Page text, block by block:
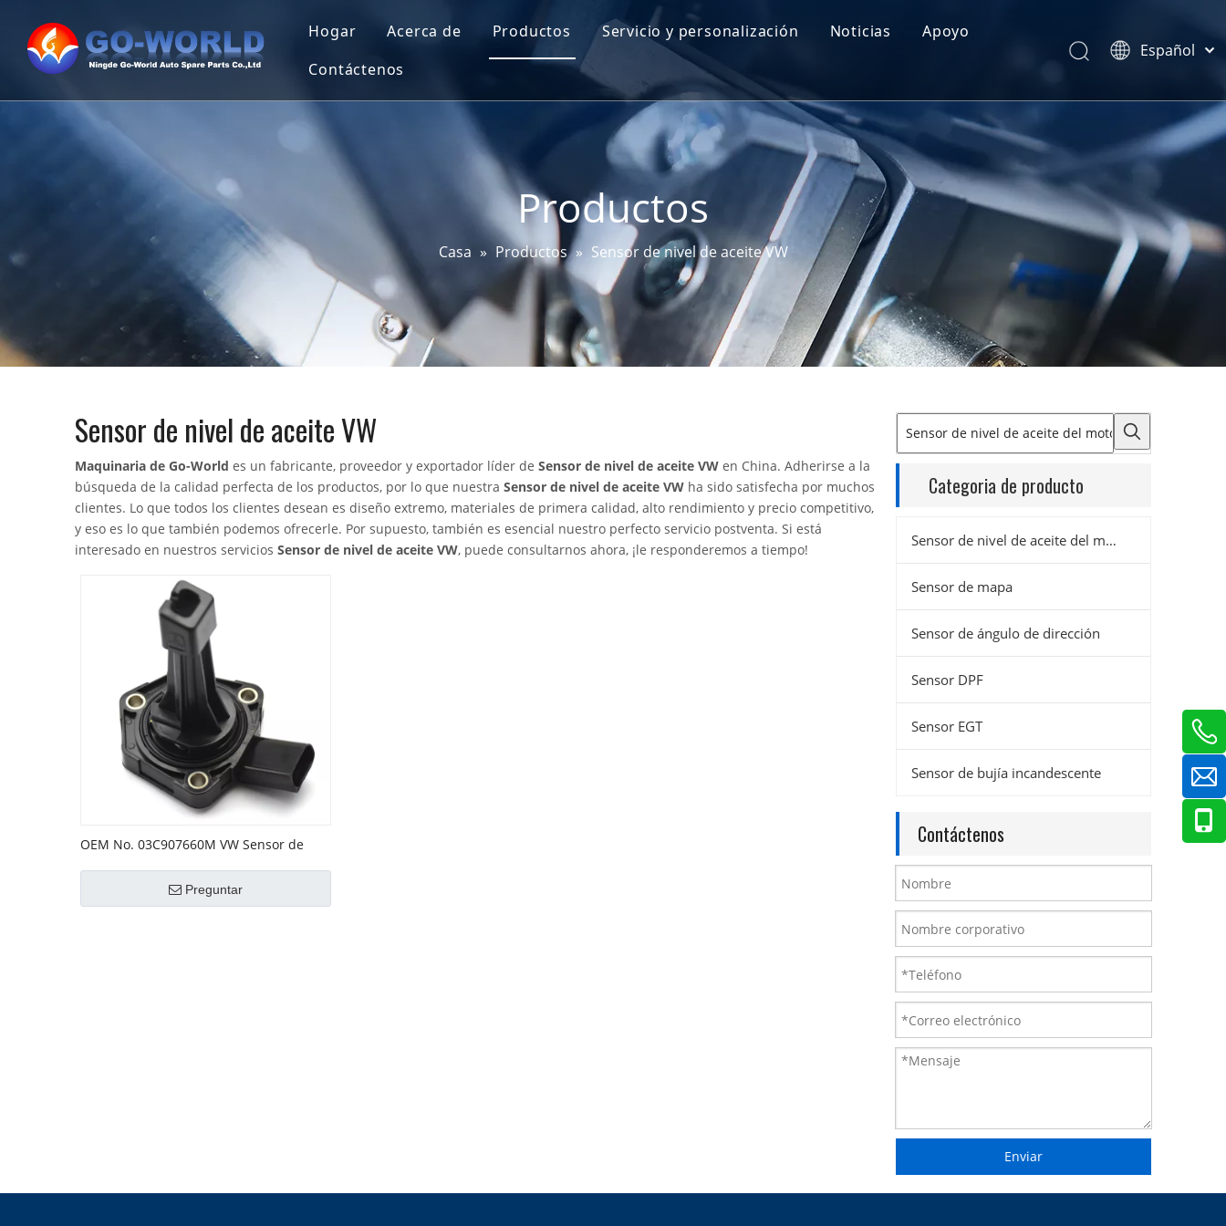
Hogar Acerca de
Prueba y certificaciones
Productos
Sensor de nivel de aceite del motor
Sensor de ángulo de dirección
Sensor DPF
Sensor EGT
Sensor de bujía incandescente
Servicio y personalización Noticias Apoyo
Contáctenos
Español
Pусский
Latine
Français
English
Productos
Casa » Productos » Sensor de nivel de aceite VW
Sensor de nivel de aceite VW
Maquinaria de Go-World es un fabricante, proveedor y exportador líder de Sensor de nivel de aceite VW en China. Adherirse a la
búsqueda de la calidad perfecta de los productos, por lo que nuestra Sensor de nivel de aceite VW ha sido satisfecha por muchos
clientes. Lo que todos los clientes desean es diseño extremo, materiales de primera calidad, alto rendimiento y precio competitivo,
y eso es lo que también podemos ofrecerle. Por supuesto, también es esencial nuestro perfecto servicio postventa. Si está
interesado en nuestros servicios Sensor de nivel de aceite VW, puede consultarnos ahora, ¡le responderemos a tiempo!
OEM No. 03C907660M VW Sensor de
Preguntar
Categoria de producto
Sensor de nivel de aceite del motor
Sensor de mapa
Sensor de ángulo de dirección
Sensor DPF
Sensor EGT
Sensor de bujía incandescente
Contáctenos
Enviar